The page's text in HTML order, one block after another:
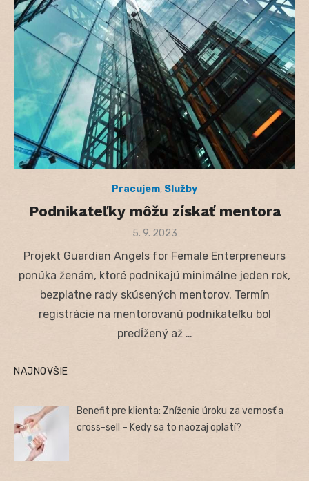
Pracujem, Služby
Podnikateľky môžu získať mentora
Posted
5. 9. 2023
Projekt Guardian Angels for Female Enterpreneurs
ponúka ženám, ktoré podnikajú minimálne jeden rok,
bezplatne rady skúsených mentorov. Termín
registrácie na mentorovanú podnikateľku bol
predĺžený až …
NAJNOVŠIE
Benefit pre klienta: Zníženie úroku za vernosť a
cross-sell – Kedy sa to naozaj oplatí?